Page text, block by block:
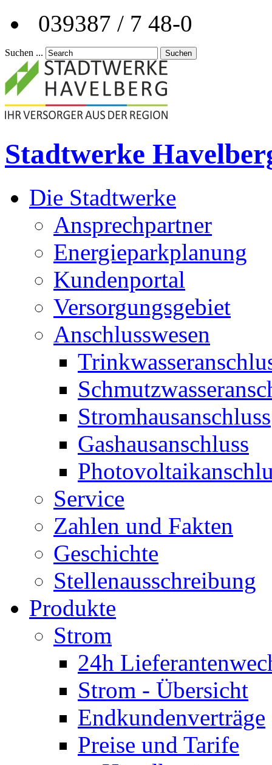
039387 / 7 48-0
Suchen ... Suchen
Stadtwerke
Die Stadtwerke
Ansprechpartner
Energieparkplanung
Kundenportal
Versorgungsgebiet
Anschlusswesen
Stromhausanschluss
Gashausanschluss
Service
Zahlen und Fakten
Geschichte
Stellenausschreibung
Produkte
Strom
24h
Strom - Übersicht
Endkundenverträge
Preise und Tarife